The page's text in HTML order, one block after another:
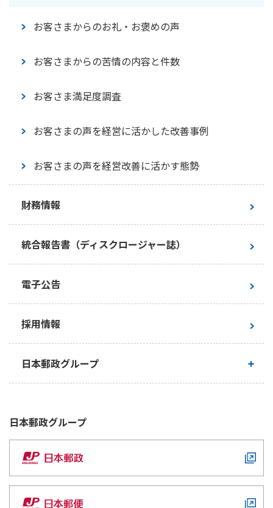
マテリアリティ
環境
社会
ガバナンス
サステナブル投資
ESGライブラリ・インデックス
お客さまからのお礼・お褒めの声
お客さまからの苦情の内容と件数
お客さま満足度調査
お客さまの声を経営に活かした改善事例
お客さまの声を経営改善に活かす態勢
財務情報
統合報告書（ディスクロージャー誌）
電子公告
採用情報
日本郵政グループ
日本郵政グループ